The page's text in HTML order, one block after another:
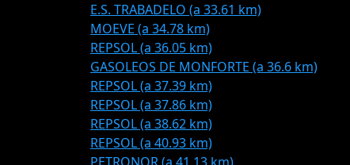
E.S. TRABADELO (a 33.61 km)
MOEVE (a 34.78 km)
REPSOL (a 36.05 km)
GASOLEOS DE MONFORTE (a 36.6 km)
REPSOL (a 37.39 km)
REPSOL (a 37.86 km)
REPSOL (a 38.62 km)
REPSOL (a 40.93 km)